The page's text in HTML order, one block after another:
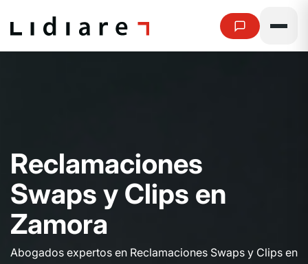
Reclamaciones
Swaps y Clips en
Zamora
Abogados expertos en Reclamaciones Swaps y Clips en